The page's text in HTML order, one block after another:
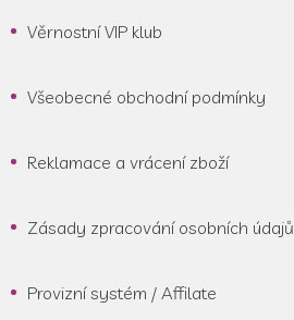
Věrnostní VIP klub
Všeobecné obchodní podmínky
Reklamace a vrácení zboží
Zásady zpracování osobních údajů
Provizní systém / Affilate